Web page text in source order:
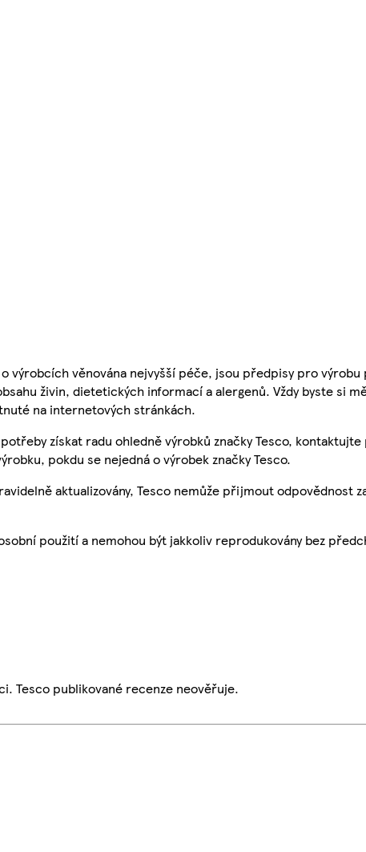
výrobcích věnována nejvyšší péče, jsou předpisy pro
živin, dietetických informací a alergenů. Vždy byste si
na internetových stránkách.
získat radu ohledně výrobků značky Tesco,
pokdu se nejedná o výrobek značky Tesco.
aktualizovány, Tesco nemůže přijmout odpovědnost
použití a nemohou být jakkoliv reprodukovány bez
Tesco publikované recenze neověřuje.